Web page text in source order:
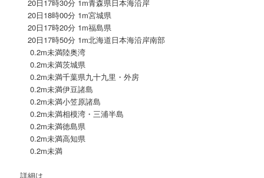
20日17時30分 1m青森県日本海沿岸
20日18時00分 1m宮城県
20日17時20分 1m福島県
20日17時50分 1m北海道日本海沿岸南部
0.2m未満陸奥湾
0.2m未満茨城県
0.2m未満千葉県九十九里・外房
0.2m未満伊豆諸島
0.2m未満小笠原諸島
0.2m未満相模湾・三浦半島
0.2m未満徳島県
0.2m未満高知県
0.2m未満
詳細は